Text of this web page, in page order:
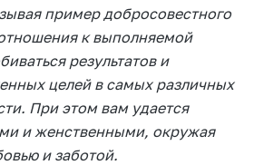
и
пример добросовестного
к выполняемой
результатов и
целей в самых различных
При этом вам удается
и женственными, окружая
и заботой.